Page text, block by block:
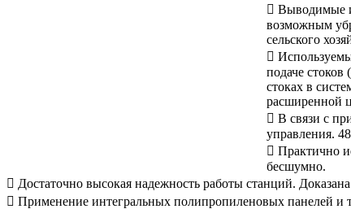
 Выводимые
возможным
сельского

подаче
стоках в
расширенной
 В связи с
управления.
 Практично
бесшумно.
 Достаточно высокая надежность работы станций.
 Применение интегральных полипропиленовых панелей и